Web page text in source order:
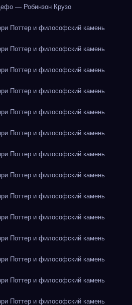
— Робинзон Крузо
Поттер и философский камень
Поттер и философский камень
Поттер и философский камень
Поттер и философский камень
Поттер и философский камень
Поттер и философский камень
Поттер и философский камень
Поттер и философский камень
Поттер и философский камень
Поттер и философский камень
Поттер и философский камень
Поттер и философский камень
Поттер и философский камень
Поттер и философский камень